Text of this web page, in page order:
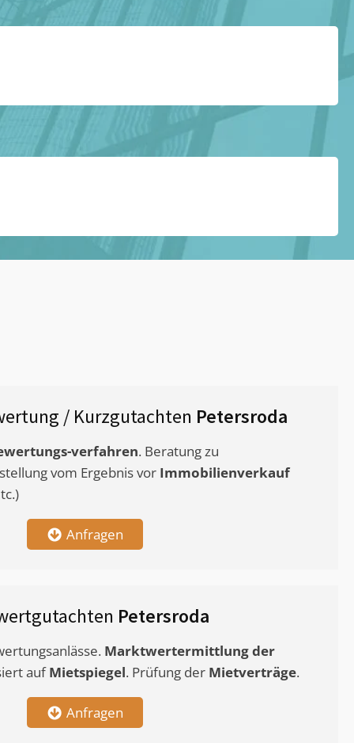
/ Kurzgutachten Petersroda
verfahren. Beratung zu
vom Ergebnis vor Immobilienverkauf
Anfragen
Petersroda
Marktwertermittlungder
aufMietspiegel. Prüfung der Mietverträge.
Anfragen